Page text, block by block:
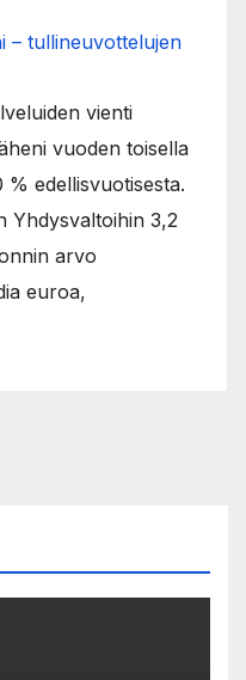
– tullineuvottelujen
vienti
vuoden toisella
% edellisvuotisesta.
Yhdysvaltoihin 3,2
arvo
euroa,